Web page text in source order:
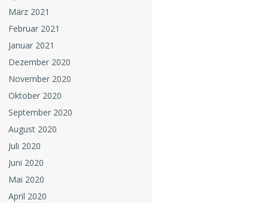
März 2021
Februar 2021
Januar 2021
Dezember 2020
November 2020
Oktober 2020
September 2020
August 2020
Juli 2020
Juni 2020
Mai 2020
April 2020